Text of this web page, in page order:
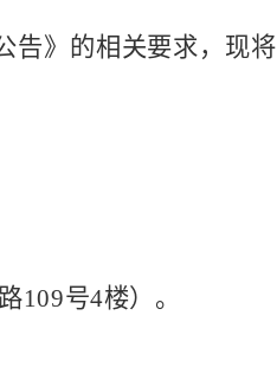
告》的相关要求， 现将
109号4楼） 。